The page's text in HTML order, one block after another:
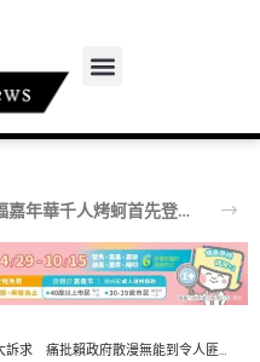
2026王功漁火節88節連二天 祈福嘉年華千人烤蚵首先登場
痛批賴政府散漫無能到令人匪夷所思